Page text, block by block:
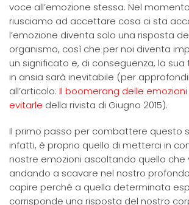
voce all’emozione stessa. Nel
riusciamo ad accettare cosa ci sta
l’emozione diventa solo una risposta
organismo, così che per noi diventa
un significato e, di conseguenza, la
in ansia sarà inevitabile (per
all’articolo: Il boomerang delle emozioni
evitarle della rivista di Giugno 2015).
Il primo passo per combattere questo
infatti, è proprio quello di metterci in
nostre emozioni ascoltando quello che
andando a scavare nel nostro
capire perché a quella determinata
corrisponde una risposta del nostro